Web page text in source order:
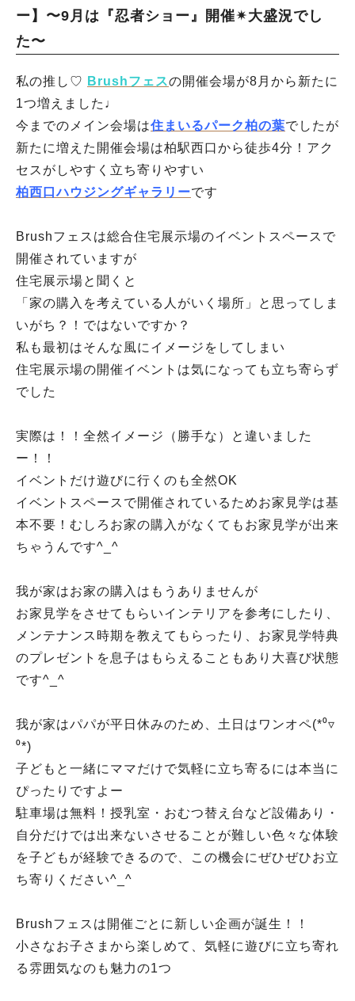
ー】〜9月は『忍者ショー』開催✴︎大盛況でし
た〜
私の推し♡ Brushフェスの開催会場が8月から新たに
1つ増えました♩
今までのメイン会場は住まいるパーク柏の葉でしたが
新たに増えた開催会場は柏駅西口から徒歩4分！アク
セスがしやすく立ち寄りやすい
柏西口ハウジングギャラリーです
Brushフェスは総合住宅展示場のイベントスペースで
開催されていますが
住宅展示場と聞くと
「家の購入を考えている人がいく場所」と思ってしま
いがち？！ではないですか？
私も最初はそんな風にイメージをしてしまい
住宅展示場の開催イベントは気になっても立ち寄らず
でした
実際は！！全然イメージ（勝手な）と違いました
ー！！
イベントだけ遊びに行くのも全然OK
イベントスペースで開催されているためお家見学は基
本不要！むしろお家の購入がなくてもお家見学が出来
ちゃうんです^_^
我が家はお家の購入はもうありませんが
お家見学をさせてもらいインテリアを参考にしたり、
メンテナンス時期を教えてもらったり、お家見学特典
のプレゼントを息子はもらえることもあり大喜び状態
です^_^
我が家はパパが平日休みのため、土日はワンオペ(*⁰▿
⁰*)
子どもと一緒にママだけで気軽に立ち寄るには本当に
ぴったりですよー
駐車場は無料！授乳室・おむつ替え台など設備あり・
自分だけでは出来ないさせることが難しい色々な体験
を子どもが経験できるので、この機会にぜひぜひお立
ち寄りください^_^
Brushフェスは開催ごとに新しい企画が誕生！！
小さなお子さまから楽しめて、気軽に遊びに立ち寄れ
る雰囲気なのも魅力の1つ